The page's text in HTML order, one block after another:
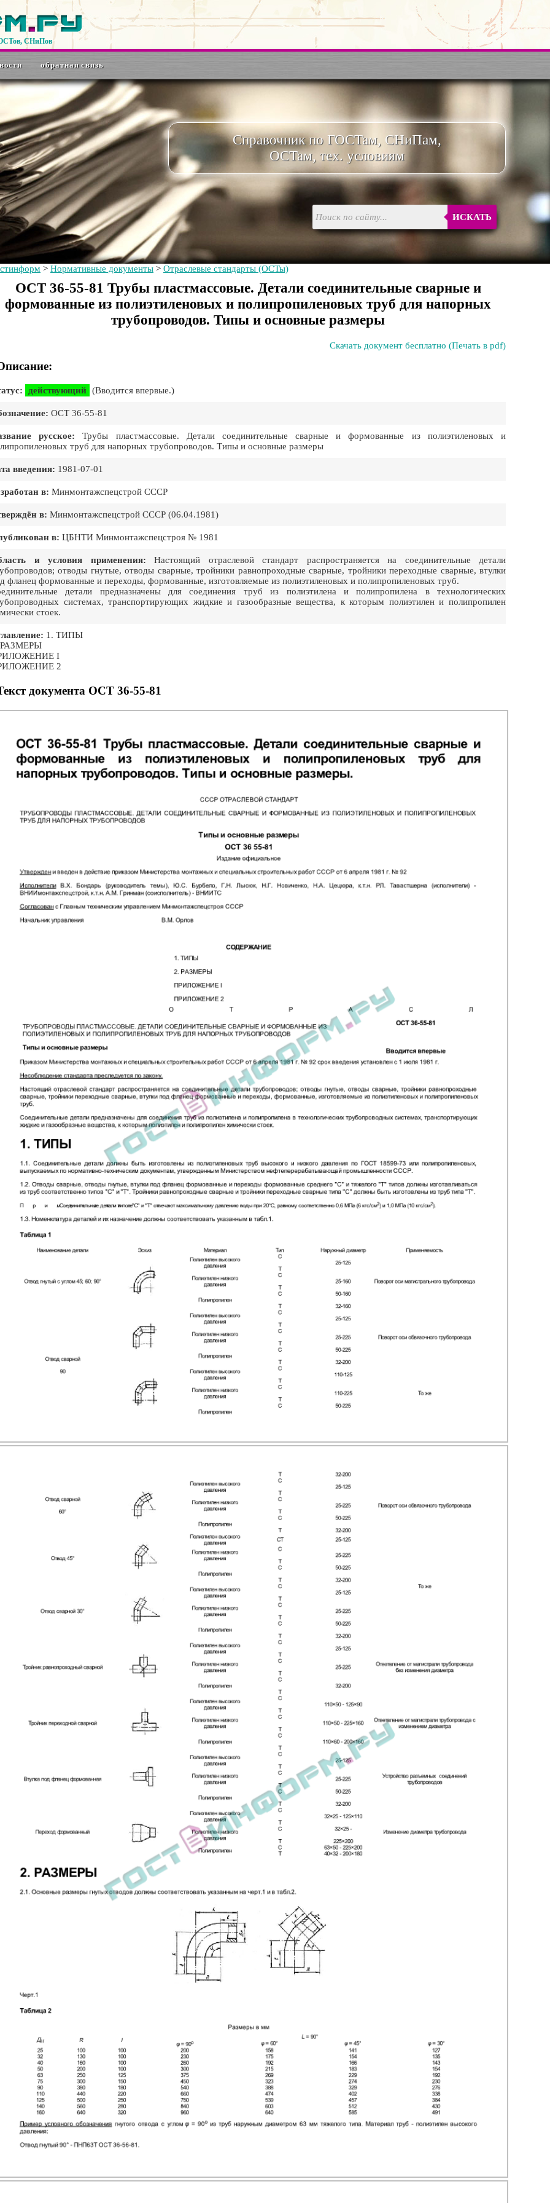
СНиПов
обратная связь
Справочник по ГОСТам, СНиПам,
ОСТам, тех. условиям
ИСКАТЬ
> Нормативные документы > Отраслевые стандарты (ОСТы)
ОСТ 36-55-81 Трубы пластмассовые. Детали соединительные сварные и
формованные из полиэтиленовых и полипропиленовых труб для напорных
трубопроводов. Типы и основные размеры
Скачать документ бесплатно (Печать в pdf)
действующий (Вводится впервые.)
ОСТ 36-55-81
русское: Трубы пластмассовые. Детали соединительные сварные и формованные из полиэтиленовых и
труб для напорных трубопроводов. Типы и основные размеры
введения: 1981-07-01
в: Минмонтажспецстрой СССР
в: Минмонтажспецстрой СССР (06.04.1981)
в: ЦБНТИ Минмонтажспецстроя № 1981
и условия применения: Настоящий отраслевой стандарт распространяется на соединительные детали
отводы гнутые, отводы сварные, тройники равнопроходные сварные, тройники переходные сварные, втулки
фланец формованные и переходы, формованные, изготовляемые из полиэтиленовых и полипропиленовых труб.
детали предназначены для соединения труб из полиэтилена и полипропилена в технологических
системах, транспортирующих жидкие и газообразные вещества, к которым полиэтилен и полипропилен
стоек.
1. ТИПЫ
РАЗМЕРЫ
I
2
документа ОСТ 36-55-81